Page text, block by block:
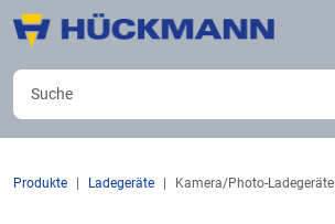
Produkte Ladegeräte Kamera/Photo-Ladegeräte